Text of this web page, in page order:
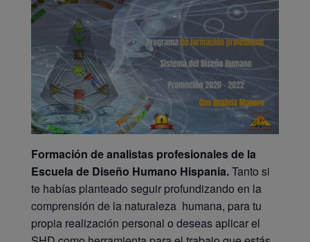
Formación de analistas profesionales de la
Escuela de Diseño Humano Hispania.Tanto si
te habías planteado seguir profundizando en la
comprensión de la naturaleza humana, para tu
propia realización personal o deseas aplicar el